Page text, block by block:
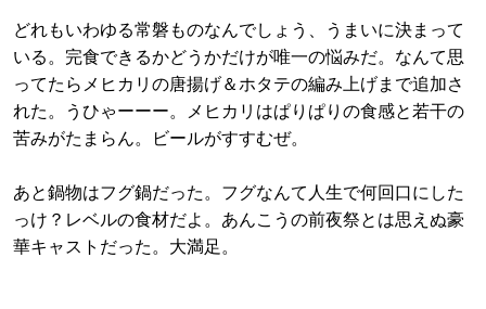
どれもいわゆる常磐ものなんでしょう、うまいに決まって
いる。完食できるかどうかだけが唯一の悩みだ。なんて思
ってたらメヒカリの唐揚げ＆ホタテの編み上げまで追加さ
れた。うひゃーーー。メヒカリはぱりぱりの食感と若干の
苦みがたまらん。ビールがすすむぜ。
あと鍋物はフグ鍋だった。フグなんて人生で何回口にした
っけ？レベルの食材だよ。あんこうの前夜祭とは思えぬ豪
華キャストだった。大満足。